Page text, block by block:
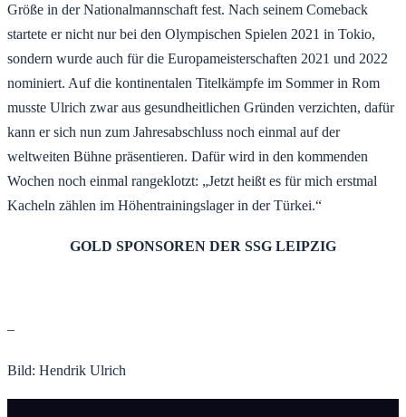
Größe in der Nationalmannschaft fest. Nach seinem Comeback
startete er nicht nur bei den Olympischen Spielen 2021 in Tokio,
sondern wurde auch für die Europameisterschaften 2021 und 2022
nominiert. Auf die kontinentalen Titelkämpfe im Sommer in Rom
musste Ulrich zwar aus gesundheitlichen Gründen verzichten, dafür
kann er sich nun zum Jahresabschluss noch einmal auf der
weltweiten Bühne präsentieren. Dafür wird in den kommenden
Wochen noch einmal rangeklotzt: „Jetzt heißt es für mich erstmal
Kacheln zählen im Höhentrainingslager in der Türkei.“
GOLD SPONSOREN DER SSG LEIPZIG
–
Bild: Hendrik Ulrich